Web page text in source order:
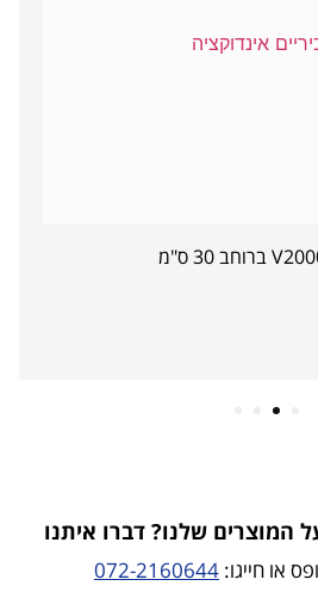
המוצרים שלנו? דברו איתנו
או חייגו: 072-2160644